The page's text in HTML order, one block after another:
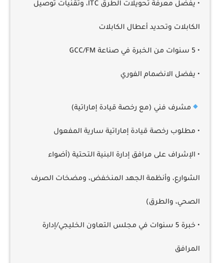
• يفضل معرفة تحويلات الطرق ITC، وتقنيات توصيل
الكابلات وتحديد أعطال الكابلات
• 5 سنوات من الخبرة في صناعة GCC/FM
• يفضل الانضمام الفوري
مشرف فني (مع رخصة قيادة إماراتية)
• مطلوب رخصة قيادة إماراتية سارية المفعول
• الإشراف على مرافق إدارة البنية التحتية (أضواء
الشوارع، وأنظمة الجهد المنخفض، ومضخات الصرف
الصحي، والطرق)
• خبرة 5 سنوات في مجلس التعاون الخليجي/إدارة
المرافق